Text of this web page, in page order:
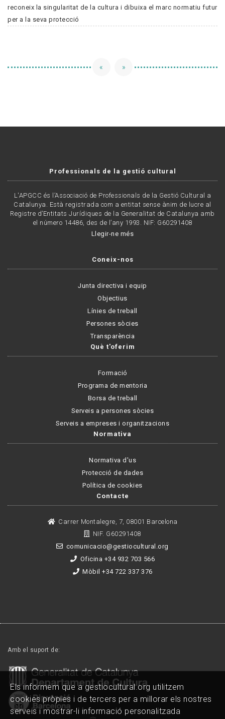
reconeix la singularitat de la cultura i dibuixa el marc normatiu futur
per a la seva protecció
« »
Professionals de la gestió cultural
L'APGCC és l’Associació de Professionals de la Gestió Cultural a
Catalunya. Està registrada com a entitat sense ànim de lucre al
Registre d’Entitats Jurídiques de la Generalitat de Catalunya amb
el número 14486, des de l’any 1993. NIF: G60291408
Llegir-ne més
Coneix-nos
Junta directiva i equip
Objectius
Línies de treball
Persones sòcies
Transparència
Què t'oferim
Formació
Programa de mentoria
Borsa de treball
Serveis a persones sòcies
Serveis a empreses i organitzacions
Normativa
Normativa d'us
Protecció de dades
Política de cookies
Contacte
Carrer Montalegre, 7, 08001 Barcelona
NIF. G60291408
comunicacio@gestiocultural.org
Oficina +34 932 703 566
Mòbil +34 722 337 376
Amb el suport de:
Els informem que a gestiocultural.org utilitzem
cookies pròpies i de tercers per a millorar els nostres
serveis i mostrar-li informació personalitzada